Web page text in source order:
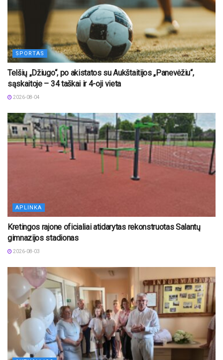
SPORTAS
Telšių „Džiugo“, po akistatos su Aukštaitijos „Panevėžiu“,
sąskaitoje – 34 taškai ir 4-oji vieta
2026-08-04
APLINKA
Kretingos rajone oficialiai atidarytas rekonstruotas Salantų
gimnazijos stadionas
2026-08-03